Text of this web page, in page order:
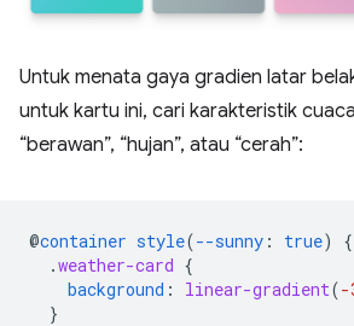
Untuk menata gaya gradien latar
untuk kartu ini, cari karakteristik
“berawan”, “hujan”, atau “cerah”:
@container style(--sunny : true)
{
.weather-card {
background : linear-gradient(-
}